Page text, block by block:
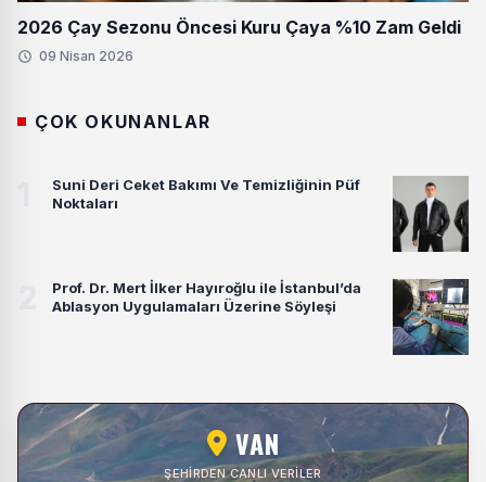
2026 Çay Sezonu Öncesi Kuru Çaya %10 Zam Geldi
09 Nisan 2026
ÇOK OKUNANLAR
Suni Deri Ceket Bakımı Ve Temizliğinin Püf
Noktaları
Prof. Dr. Mert İlker Hayıroğlu ile İstanbul’da
Ablasyon Uygulamaları Üzerine Söyleşi
VAN
ŞEHIRDEN CANLI VERILER